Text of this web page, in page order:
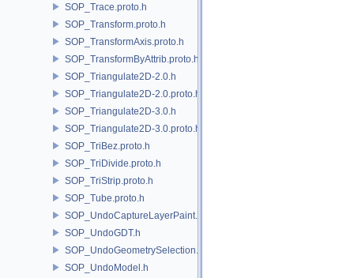
SOP_Trace.proto.h
SOP_Transform.proto.h
SOP_TransformAxis.proto.h
SOP_TransformByAttrib.proto.h
SOP_Triangulate2D-2.0.h
SOP_Triangulate2D-2.0.proto.h
SOP_Triangulate2D-3.0.h
SOP_Triangulate2D-3.0.proto.h
SOP_TriBez.proto.h
SOP_TriDivide.proto.h
SOP_TriStrip.proto.h
SOP_Tube.proto.h
SOP_UndoCaptureLayerPaint.h
SOP_UndoGDT.h
SOP_UndoGeometrySelection.h
SOP_UndoModel.h